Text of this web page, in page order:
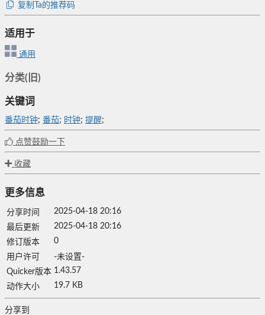
复制Ta的推荐码
适用于
通用
分类(旧)
关键词
番茄时钟; 番茄; 时钟; 提醒;
点赞鼓励一下
收藏
更多信息
分享时间
2025-04-18 20:16
最后更新
2025-04-18 20:16
修订版本
0
用户许可
-未设置-
Quicker版本 1.43.57
动作大小
19.7 KB
分享到